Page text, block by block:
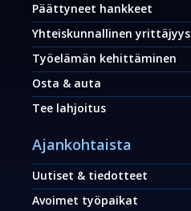
Päättyneet hankkeet
Yhteiskunnallinen yrittäjyys
Työelämän kehittäminen
Osta & auta
Tee lahjoitus
Ajankohtaista
Uutiset & tiedotteet
Avoimet työpaikat